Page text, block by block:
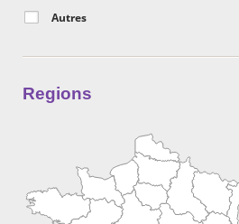
Autres
Regions